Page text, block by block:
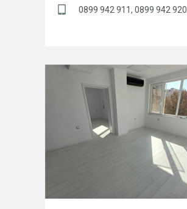
0899 942 911, 0899 942 920